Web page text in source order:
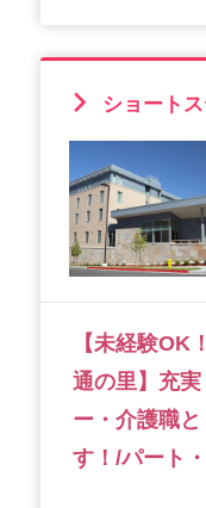
ショート
【未経験OK
通の里】充
ー・介護職
す！/パート